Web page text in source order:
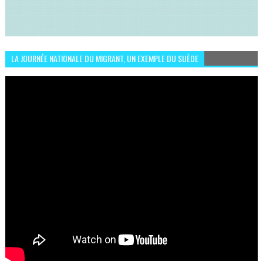
LA JOURNÉE NATIONALE DU MIGRANT, UN EXEMPLE DU SUÈDE